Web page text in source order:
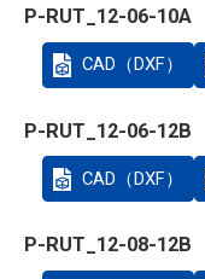
P-RUT_12-06-10A
CAD（DXF）
P-RUT_12-06-12B
CAD（DXF）
P-RUT_12-08-12B